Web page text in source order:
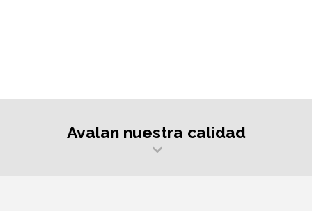
Avalan nuestra calidad